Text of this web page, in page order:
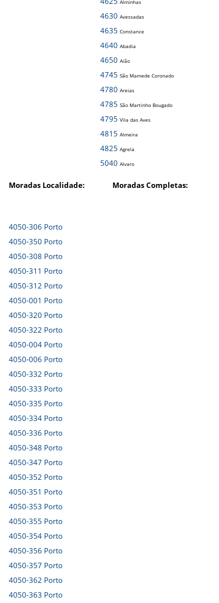
Alminhas
4630 Avessadas
4635 Constance
4640 Abadia
4650 Aião
4745 São Mamede Coronado
4780 Areias
4785 São Martinho Bougado
4795 Vila das Aves
4815 Almeira
4825 Agrela
5040 Alvaro
Moradas Localidade: Moradas Completas:
4050-306 Porto
4050-350 Porto
4050-308 Porto
4050-311 Porto
4050-312 Porto
4050-001 Porto
4050-320 Porto
4050-322 Porto
4050-004 Porto
4050-006 Porto
4050-332 Porto
4050-333 Porto
4050-335 Porto
4050-334 Porto
4050-336 Porto
4050-348 Porto
4050-347 Porto
4050-352 Porto
4050-351 Porto
4050-353 Porto
4050-355 Porto
4050-354 Porto
4050-356 Porto
4050-357 Porto
4050-362 Porto
4050-363 Porto